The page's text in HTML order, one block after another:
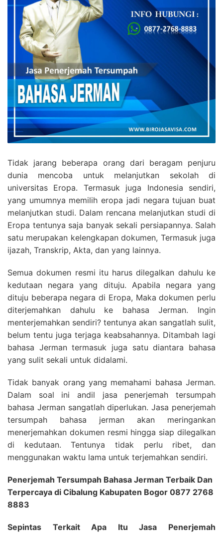
Tidak jarang beberapa orang dari beragam penjuru
dunia mencoba untuk melanjutkan sekolah di
universitas Eropa. Termasuk juga Indonesia sendiri,
yang umumnya memilih eropa jadi negara tujuan buat
melanjutkan studi. Dalam rencana melanjutkan studi di
Eropa tentunya saja banyak sekali persiapannya. Salah
satu merupakan kelengkapan dokumen, Termasuk juga
ijazah, Transkrip, Akta, dan yang lainnya.
Semua dokumen resmi itu harus dilegalkan dahulu ke
kedutaan negara yang dituju. Apabila negara yang
dituju beberapa negara di Eropa, Maka dokumen perlu
diterjemahkan dahulu ke bahasa Jerman. Ingin
menterjemahkan sendiri? tentunya akan sangatlah sulit,
belum tentu juga terjaga keabsahannya. Ditambah lagi
bahasa Jerman termasuk juga satu diantara bahasa
yang sulit sekali untuk didalami.
Tidak banyak orang yang memahami bahasa Jerman.
Dalam soal ini andil jasa penerjemah tersumpah
bahasa Jerman sangatlah diperlukan. Jasa penerjemah
tersumpah bahasa jerman akan meringankan
menerjemahkan dokumen resmi hingga siap dilegalkan
di kedutaan. Tentunya tidak perlu ribet, dan
menggunakan waktu lama untuk terjemahkan sendiri.
Penerjemah Tersumpah Bahasa Jerman Terbaik Dan
Terpercaya di Cibalung Kabupaten Bogor 0877 2768
8883
Sepintas Terkait Apa Itu Jasa Penerjemah